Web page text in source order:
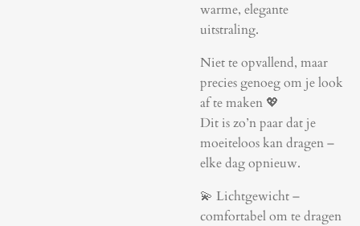
warme, elegante
uitstraling.
Niet te opvallend, maar
precies genoeg om je look
af te maken 💖
Dit is zo’n paar dat je
moeiteloos kan dragen –
elke dag opnieuw.
💫 Lichtgewicht –
comfortabel om te dragen